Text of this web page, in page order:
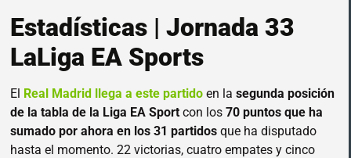
Estadísticas | Jornada 33
LaLiga EA Sports
El Real Madrid llega a este partido en la segunda posición
de la tabla de la Liga EA Sport con los 70 puntos que ha
sumado por ahora en los 31 partidos que ha disputado
hasta el momento. 22 victorias, cuatro empates y cinco